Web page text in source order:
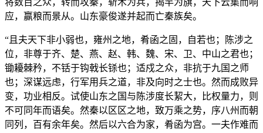
将数百之众，转而攻秦，斩木为兵，揭竿为旗，天下云集而响
应，赢粮而景从。山东豪俊遂并起而亡秦族矣。
“且夫天下非小弱也，雍州之地，肴函之固，自若也；陈涉之
位，非尊于齐、楚、燕、赵、韩、魏、宋、卫、中山之君也；
锄耰棘矜，不铦于钩戟长铩也；适戍之众，非抗于九国之师
也；深谋远虑，行军用兵之道，非及向时之士也。然而成败异
变，功业相反。试使山东之国与陈涉度长絜大，比权量力，则
不可同年而语矣。然秦以区区之地，致万乘之势，序八州而朝
同列，百有余年矣。然后以六合为家，肴函为宫。一夫作难而